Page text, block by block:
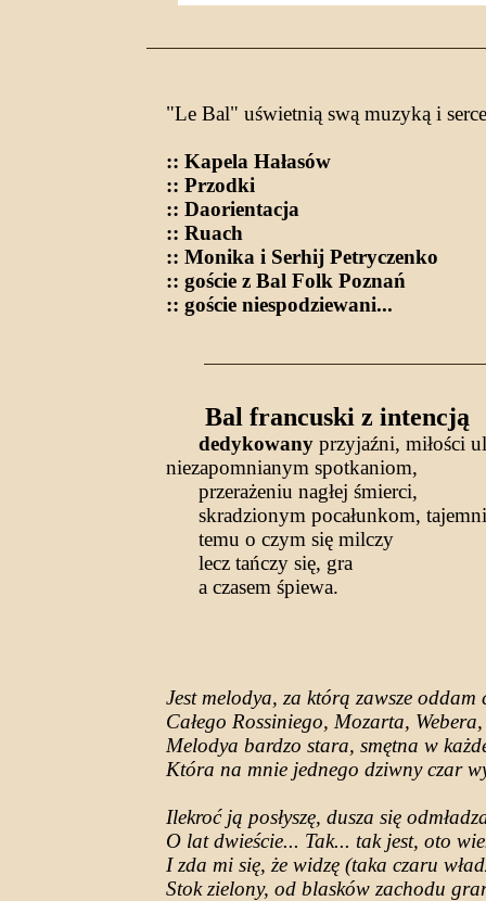
"Le Bal" uświetnią swą muzyką i
:: Kapela Hałasów
:: Przodki
:: Daorientacja
:: Ruach
:: Monika i Serhij Petryczenko
:: goście z Bal Folk Poznań
:: goście niespodziewani...
Bal francuski z intencją
dedykowanyprzyjaźni, miłości
niezapomnianym spotkaniom,
przerażeniu nagłej śmierci,
skradzionym pocałunkom,
temu o czym się milczy
lecz tańczy się, gra
a czasem śpiewa.
Jest melodya, za którą zawsze oddam
Całego Rossiniego, Mozarta, Webera,
Melodya bardzo stara, smętna w
Która na mnie jednego dziwny czar
Ilekroć ją posłyszę, dusza się
O lat dwieście... Tak... tak jest, oto
I zda mi się, że widzę (taka czaru
Stok zielony, od blasków zachodu